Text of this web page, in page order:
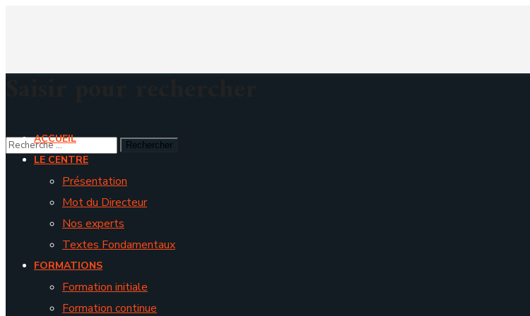
ACCUEIL
LE CENTRE
Présentation
Mot du Directeur
Nos experts
Textes Fondamentaux
FORMATIONS
Formation initiale
Formation continue